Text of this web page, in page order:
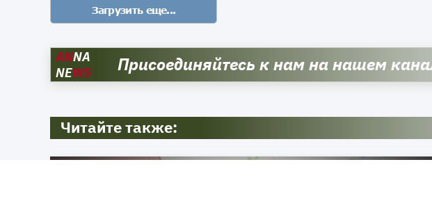
ANNA
NEWS Присоединяйтесь к нам на нашем
Читайте также: